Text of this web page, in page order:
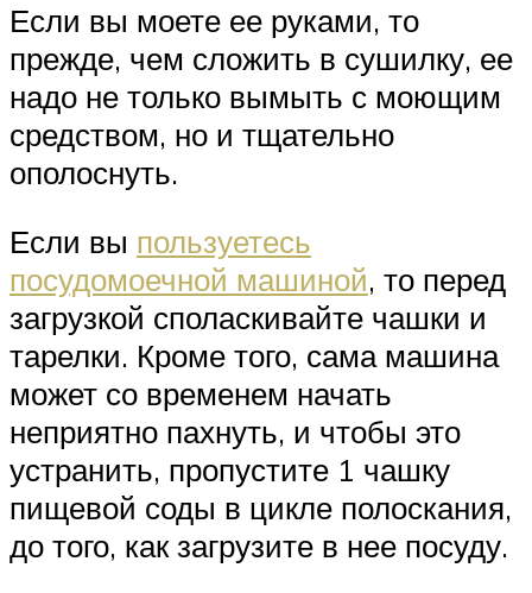
Если вы моете ее руками, то
прежде, чем сложить в сушилку, ее
надо не только вымыть с моющим
средством, но и тщательно
ополоснуть.
Если вы пользуетесь
посудомоечной машиной, то перед
загрузкой споласкивайте чашки и
тарелки. Кроме того, сама машина
может со временем начать
неприятно пахнуть, и чтобы это
устранить, пропустите 1 чашку
пищевой соды в цикле полоскания,
до того, как загрузите в нее посуду.